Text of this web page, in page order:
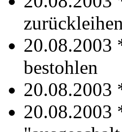
zurückleihen
20.08.2003
bestohlen
20.08.2003
20.08.2003